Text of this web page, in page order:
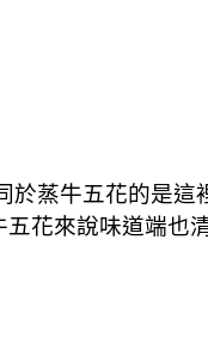
蒸牛五花的是
花來說味道端也